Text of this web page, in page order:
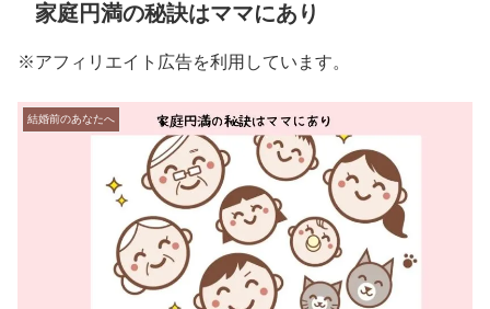
家庭円満の秘訣はママにあり
※アフィリエイト広告を利用しています。
結婚前のあなたへ